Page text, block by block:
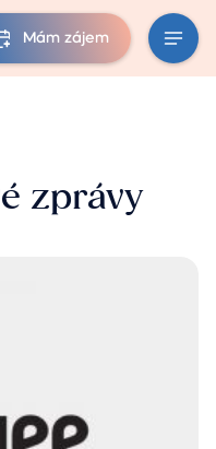
Mám zájem
zprávy